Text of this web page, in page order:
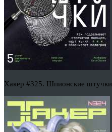
Хакер #325. Шпионские штучки